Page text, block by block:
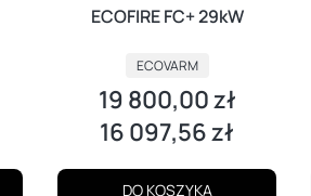
ECOFIRE FC+ 29kW
ECOVARM
Cena
19 800,00 zł
Cena
16 097,56 zł
DO KOSZYKA